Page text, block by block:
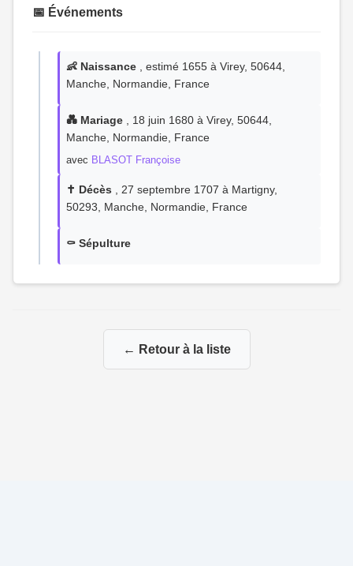
📅 Événements
👶 Naissance , estimé 1655 à Virey, 50644,
Manche, Normandie, France
💑 Mariage , 18 juin 1680 à Virey, 50644,
Manche, Normandie, France
avec BLASOT Françoise
✝️ Décès , 27 septembre 1707 à Martigny,
50293, Manche, Normandie, France
⚰️ Sépulture
← Retour à la liste